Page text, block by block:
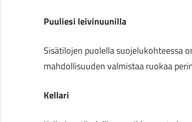
Puuliesi leivinuunilla
Sisätilojen puolella suojelukohteessa
mahdollisuuden valmistaa ruokaa
Kellari